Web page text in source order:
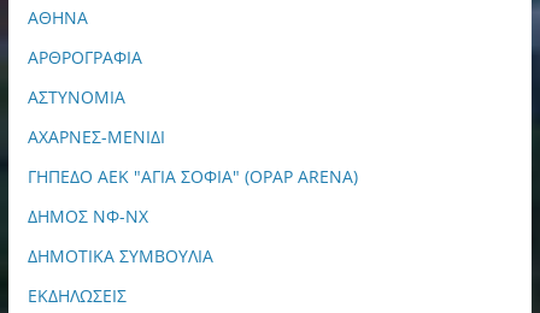
ΑΘΗΝΑ
ΑΡΘΡΟΓΡΑΦΙΑ
ΑΣΤΥΝΟΜΙΑ
ΑΧΑΡΝΕΣ-ΜΕΝΙΔΙ
ΓΗΠΕΔΟ ΑΕΚ "ΑΓΙΑ ΣΟΦΙΑ" (OPAP ARENA)
ΔΗΜΟΣ ΝΦ-ΝΧ
ΔΗΜΟΤΙΚΑ ΣΥΜΒΟΥΛΙΑ
ΕΚΔΗΛΩΣΕΙΣ